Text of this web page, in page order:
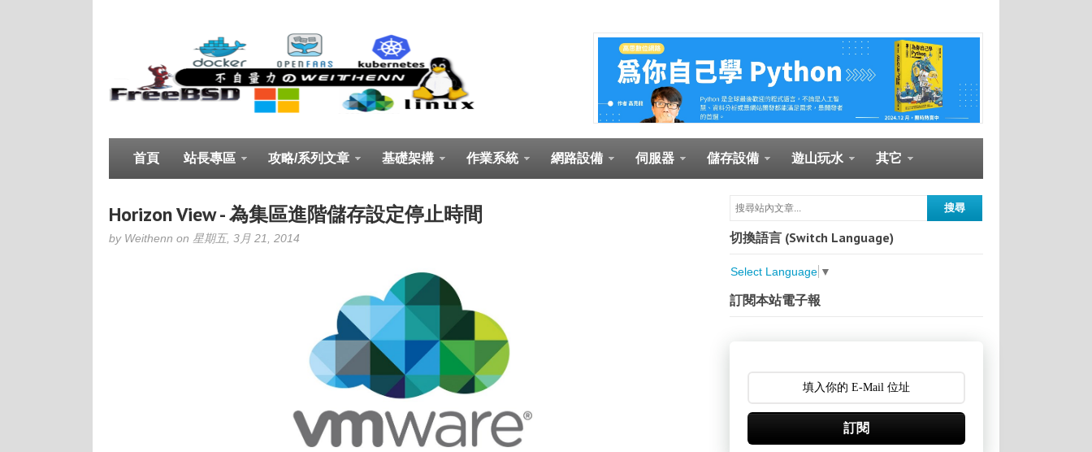
首頁 站長專區 攻略/系列文章 基礎架構 作業系統 網路設備 伺服器 儲存設備 遊山玩水 其它
Horizon View - 為集區進階儲存設定停止時間
by Weithenn on 星期五, 3月 21, 2014 切換語言 (Switch Language)
Select Language ▼
訂閱本站電子報
訂閱